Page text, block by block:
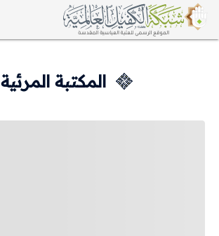
المكتبة المرئية